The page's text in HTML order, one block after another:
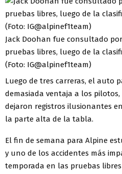
Jack Doohan fue consultado
pruebas libres, luego de la
(Foto: IG@alpinef1team)
Luego de tres carreras, el auto
demasiada ventaja a los
dejaron registros ilusionantes
la parte alta de la tabla.
El fin de semana para Alpine
y uno de los accidentes más
temporada en las pruebas libres